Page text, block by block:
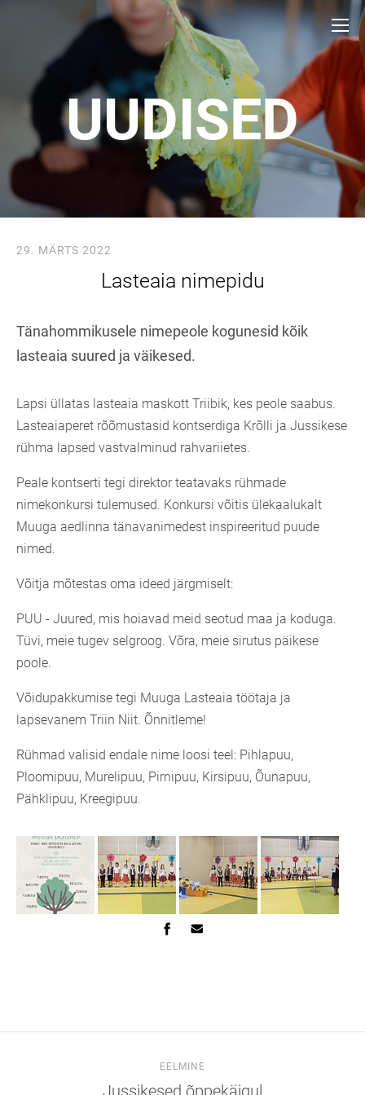
UUDISED
29. MÄRTS 2022
Lasteaia nimepidu
Tänahommikusele nimepeole kogunesid kõik
lasteaia suured ja väikesed.
Lapsi üllatas lasteaia maskott Triibik, kes peole saabus.
Lasteaiaperet rõõmustasid kontserdiga Krõlli ja Jussikese
rühma lapsed vastvalminud rahvariietes.
Peale kontserti tegi direktor teatavaks rühmade
nimekonkursi tulemused. Konkursi võitis ülekaalukalt
Muuga aedlinna tänavanimedest inspireeritud puude
nimed.
Võitja mõtestas oma ideed järgmiselt:
PUU - Juured, mis hoiavad meid seotud maa ja koduga.
Tüvi, meie tugev selgroog. Võra, meie sirutus päikese
poole.
Võidupakkumise tegi Muuga Lasteaia töötaja ja
lapsevanem Triin Niit. Õnnitleme!
Rühmad valisid endale nime loosi teel: Pihlapuu,
Ploomipuu, Murelipuu, Pirnipuu, Kirsipuu, Õunapuu,
Pähklipuu, Kreegipuu.
EELMINE
Jussikesed õppekäigul